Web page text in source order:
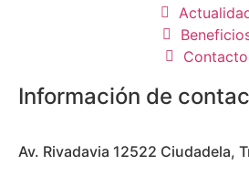
Contacto
Información de
Av. Rivadavia 12522 Ciudadela,